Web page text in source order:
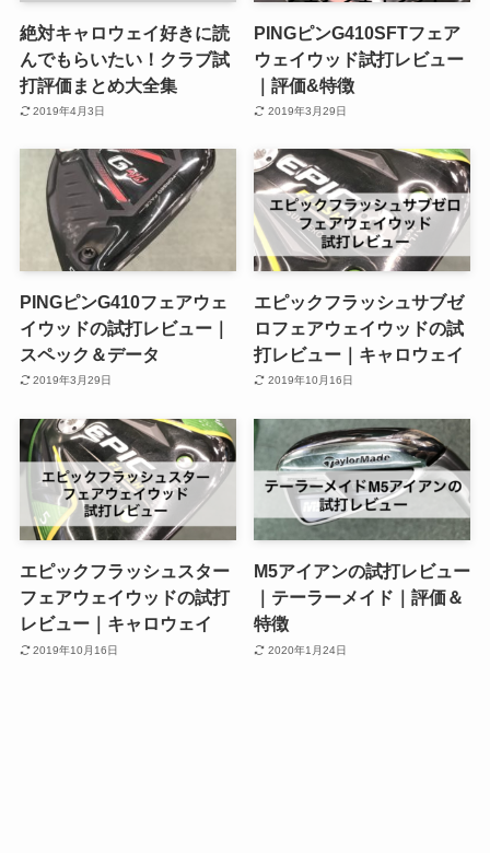
絶対キャロウェイ好きに読
んでもらいたい！クラブ試
打評価まとめ大全集
2019年4月3日
PINGピンG410SFTフェア
ウェイウッド試打レビュー
｜評価&特徴
2019年3月29日
PINGピンG410フェアウェ
イウッドの試打レビュー｜
スペック＆データ
2019年3月29日
エピックフラッシュサブゼ
ロフェアウェイウッドの試
打レビュー｜キャロウェイ
2019年10月16日
エピックフラッシュスター
フェアウェイウッドの試打
レビュー｜キャロウェイ
2019年10月16日
M5アイアンの試打レビュー
｜テーラーメイド｜評価＆
特徴
2020年1月24日